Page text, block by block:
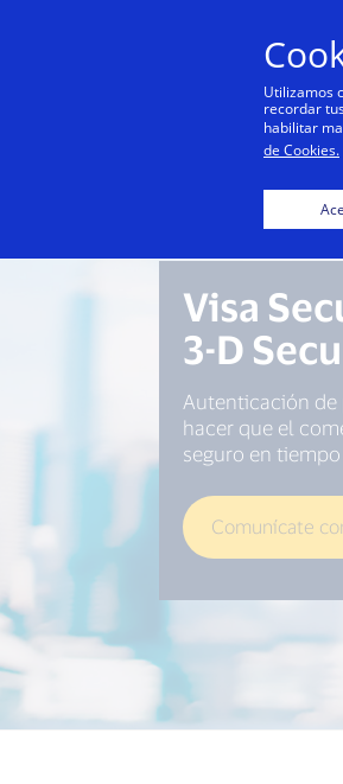
Visa
3-D
Autenticación de
hacer que el
seguro en tiempo
Comunícate
Utilizamos
recordar
habilitar
de Cookies.